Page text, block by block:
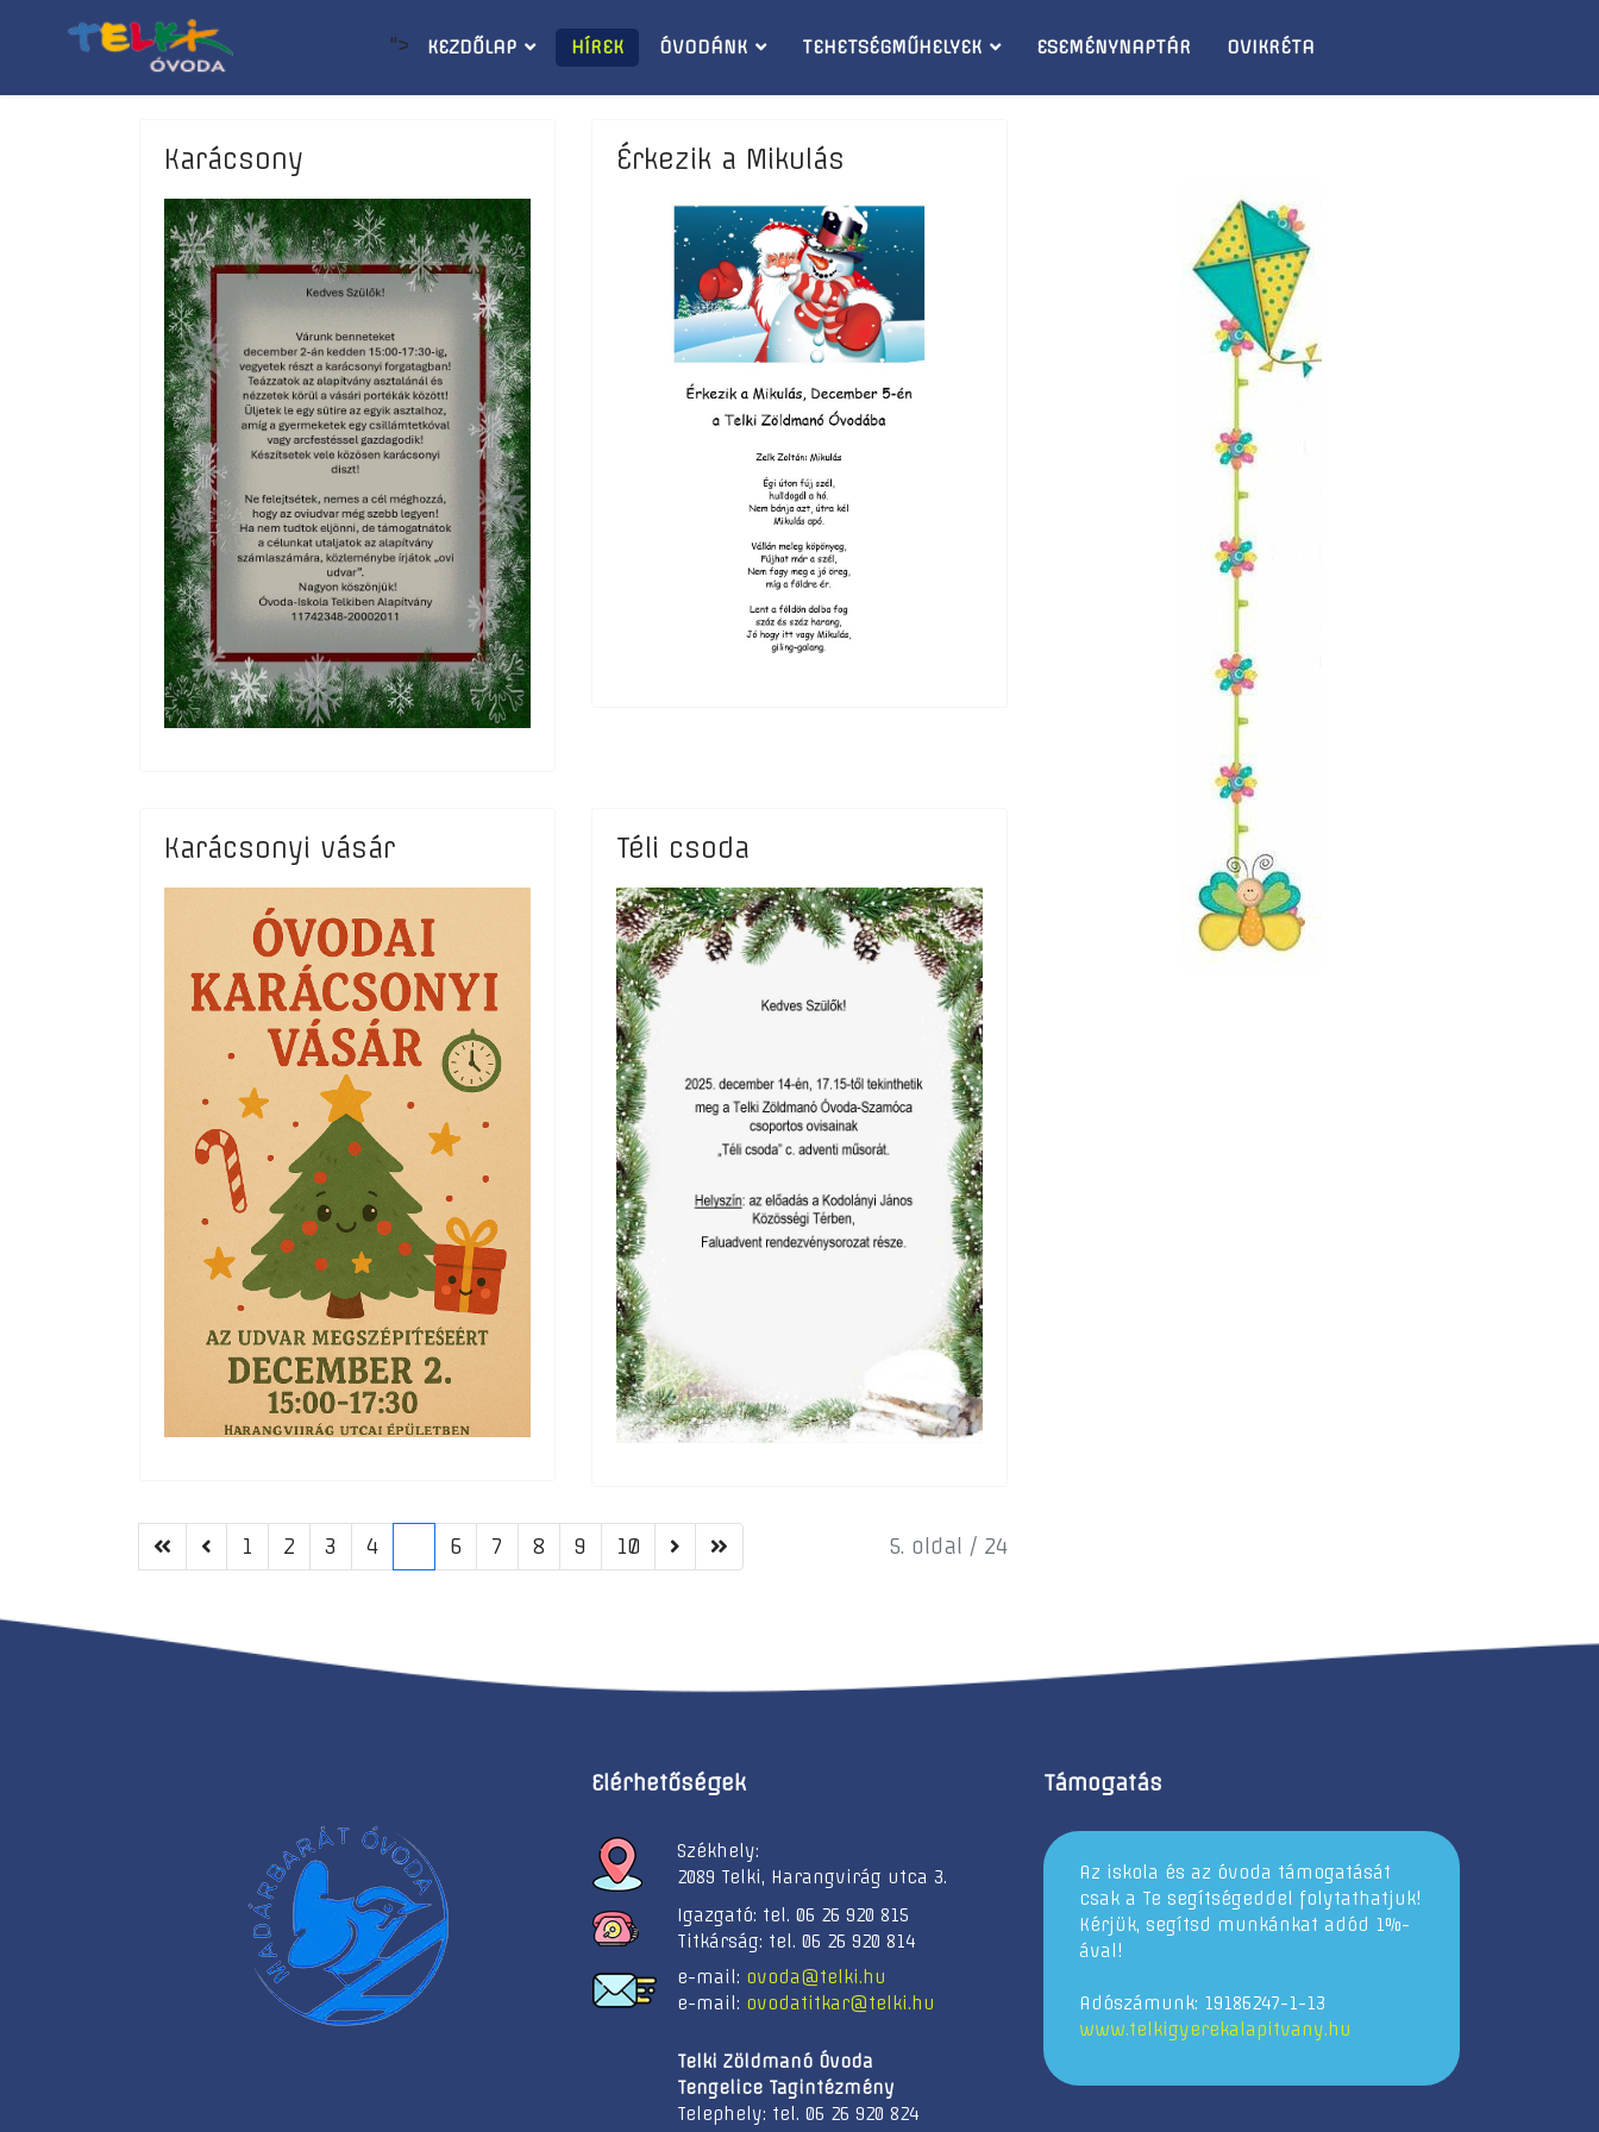
"> KEZDŐLAP HÍREK ÓVODÁNK TEHETSÉGMŰHELYEK ESEMÉNYNAPTÁR OVIKRÉTA
Karácsony Érkezik a Mikulás
Karácsonyi vásár Téli csoda
1 2 3 4 6 7 8 9 10 5. oldal / 24
Elérhetőségek
Székhely:
2089 Telki, Harangvirág utca 3.
Igazgató: tel. 06 26 920 815
Titkárság: tel. 06 26 920 814
e-mail: ovoda@telki.hu
e-mail: ovodatitkar@telki.hu
Telki Zöldmanó Óvoda
Tengelice Tagintézmény
Telephely: tel. 06 26 920 824
Támogatás
Az iskola és az óvoda támogatását
csak a Te segítségeddel folytathatjuk!
Kérjük, segítsd munkánkat adód 1%-
ával!
Adószámunk: 19186247-1-13
www.telkigyerekalapitvany.hu